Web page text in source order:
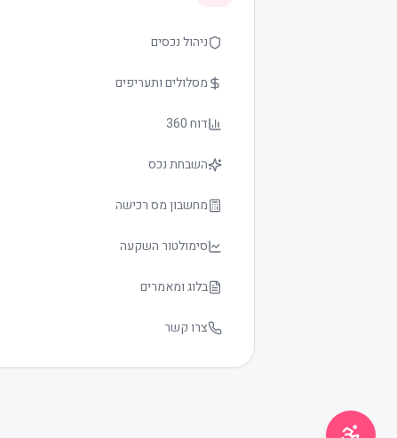
ניהול נכסים
מסלולים ותעריפים
דוח 360
השבחת נכס
מחשבון מס רכישה
סימולטור השקעה
בלוג ומאמרים
צרו קשר